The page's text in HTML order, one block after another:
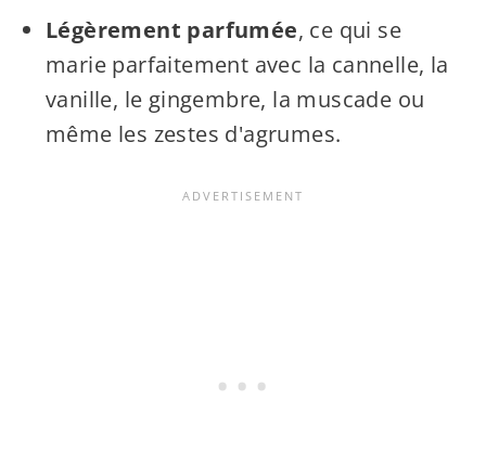
Légèrement parfumée, ce qui se
marie parfaitement avec la cannelle, la
vanille, le gingembre, la muscade ou
même les zestes d'agrumes.